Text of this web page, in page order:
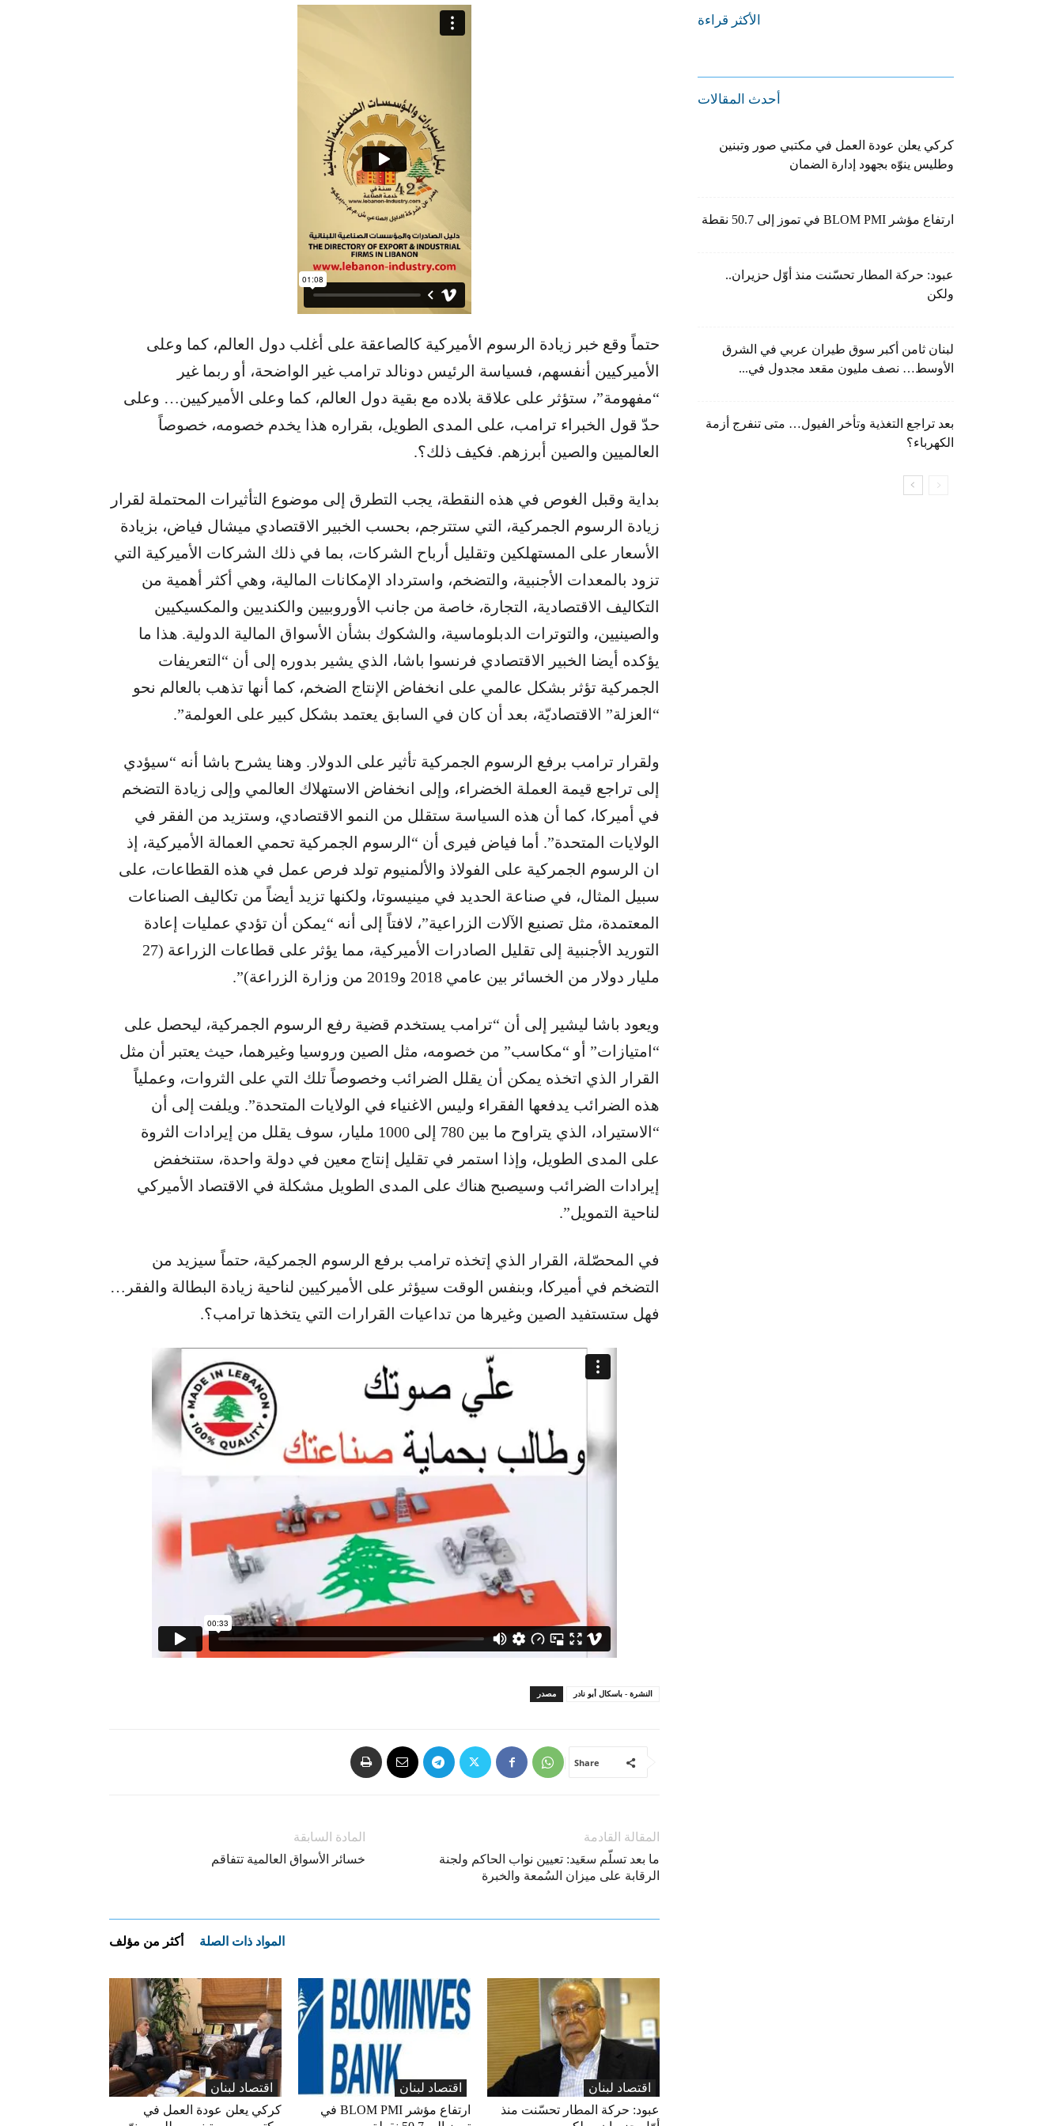
حتماً وقع خبر زيادة الرسوم الأميركية كالصاعقة على أغلب دول العالم، كما وعلى
الأميركيين أنفسهم، فسياسة الرئيس دونالد ترامب غير الواضحة، أو ربما غير
“مفهومة”، ستؤثر على علاقة بلاده مع بقية دول العالم، كما وعلى الأميركيين… وعلى
حدّ قول الخبراء ترامب، على المدى الطويل، بقراره هذا يخدم خصومه، خصوصاً
العالميين والصين أبرزهم. فكيف ذلك؟.
بداية وقبل الغوص في هذه النقطة، يجب التطرق إلى موضوع التأثيرات المحتملة لقرار
زيادة الرسوم الجمركية، التي ستترجم، بحسب الخبير الاقتصادي ميشال فياض، بزيادة
الأسعار على المستهلكين وتقليل أرباح الشركات، بما في ذلك الشركات الأميركية التي
تزود بالمعدات الأجنبية، والتضخم، واسترداد الإمكانات المالية، وهي أكثر أهمية من
التكاليف الاقتصادية، التجارة، خاصة من جانب الأوروبيين والكنديين والمكسيكيين
والصينيين، والتوترات الدبلوماسية، والشكوك بشأن الأسواق المالية الدولية. هذا ما
يؤكده أيضا الخبير الاقتصادي فرنسوا باشا، الذي يشير بدوره إلى أن “التعريفات
الجمركية تؤثر بشكل عالمي على انخفاض الإنتاج الضخم، كما أنها تذهب بالعالم نحو
“العزلة” الاقتصاديّة، بعد أن كان في السابق يعتمد بشكل كبير على العولمة”.
ولقرار ترامب برفع الرسوم الجمركية تأثير على الدولار. وهنا يشرح باشا أنه “سيؤدي
إلى تراجع قيمة العملة الخضراء، وإلى انخفاض الاستهلاك العالمي وإلى زيادة التضخم
في أميركا، كما أن هذه السياسة ستقلل من النمو الاقتصادي، وستزيد من الفقر في
الولايات المتحدة”. أما فياض فيرى أن “الرسوم الجمركية تحمي العمالة الأميركية، إذ
ان الرسوم الجمركية على الفولاذ والألمنيوم تولد فرص عمل في هذه القطاعات، على
سبيل المثال، في صناعة الحديد في مينيسوتا، ولكنها تزيد أيضاً من تكاليف الصناعات
المعتمدة، مثل تصنيع الآلات الزراعية”، لافتاً إلى أنه “يمكن أن تؤدي عمليات إعادة
التوريد الأجنبية إلى تقليل الصادرات الأميركية، مما يؤثر على قطاعات الزراعة (27
مليار دولار من الخسائر بين عامي 2018 و2019 من وزارة الزراعة)”.
ويعود باشا ليشير إلى أن “ترامب يستخدم قضية رفع الرسوم الجمركية، ليحصل على
“امتيازات” أو “مكاسب” من خصومه، مثل الصين وروسيا وغيرهما، حيث يعتبر أن مثل
القرار الذي اتخذه يمكن أن يقلل الضرائب وخصوصاً تلك التي على الثروات، وعملياً
هذه الضرائب يدفعها الفقراء وليس الاغنياء في الولايات المتحدة”. ويلفت إلى أن
“الاستيراد، الذي يتراوح ما بين 780 إلى 1000 مليار، سوف يقلل من إيرادات الثروة
على المدى الطويل، وإذا استمر في تقليل إنتاج معين في دولة واحدة، ستنخفض
إيرادات الضرائب وسيصبح هناك على المدى الطويل مشكلة في الاقتصاد الأميركي
لناحية التمويل”.
في المحصّلة، القرار الذي إتخذه ترامب برفع الرسوم الجمركية، حتماً سيزيد من
التضخم في أميركا، وبنفس الوقت سيؤثر على الأميركيين لناحية زيادة البطالة والفقر…
فهل ستستفيد الصين وغيرها من تداعيات القرارات التي يتخذها ترامب؟.
مصدر النشرة - باسكال أبو نادر
Share
المادة السابقة
خسائر الأسواق العالمية تتفاقم
المقالة القادمة
ما بعد تسلّم سعَيد: تعيين نواب الحاكم ولجنة
الرقابة على ميزان السُمعة والخبرة
المواد ذات الصلة أكثر من مؤلف
اقتصاد لبنان
كركي يعلن عودة العمل في
اقتصاد لبنان
ارتفاع مؤشر BLOM PMI في
اقتصاد لبنان
عبود: حركة المطار تحسّنت منذ
الأكثر قراءة
أحدث المقالات
كركي يعلن عودة العمل في مكتبي صور وتبنين
وطليس ينوّه بجهود إدارة الضمان
ارتفاع مؤشر BLOM PMI في تموز إلى 50.7 نقطة
عبود: حركة المطار تحسّنت منذ أوّل حزيران..
ولكن
لبنان ثامن أكبر سوق طيران عربي في الشرق
الأوسط… نصف مليون مقعد مجدول في...
بعد تراجع التغذية وتأخر الفيول… متى تنفرج أزمة
الكهرباء؟